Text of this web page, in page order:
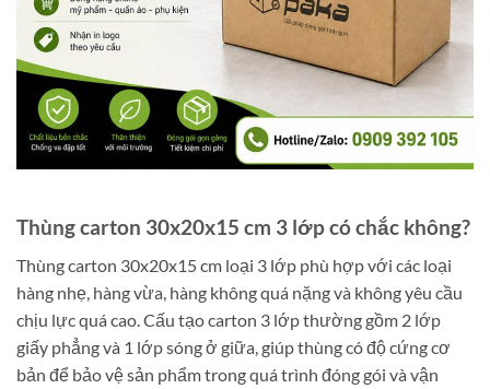
Thùng carton 30x20x15 cm 3 lớp có chắc không?
Thùng carton 30x20x15 cm loại 3 lớp phù hợp với các loại
hàng nhẹ, hàng vừa, hàng không quá nặng và không yêu cầu
chịu lực quá cao. Cấu tạo carton 3 lớp thường gồm 2 lớp
giấy phẳng và 1 lớp sóng ở giữa, giúp thùng có độ cứng cơ
bản để bảo vệ sản phẩm trong quá trình đóng gói và vận